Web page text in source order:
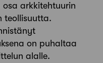
arkkitehtuurin
teollisuutta.
on puhaltaa
alalle.